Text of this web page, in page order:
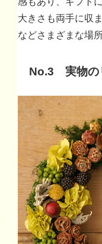
大きさも両手に収
などさまざまな場
No.3 実物の